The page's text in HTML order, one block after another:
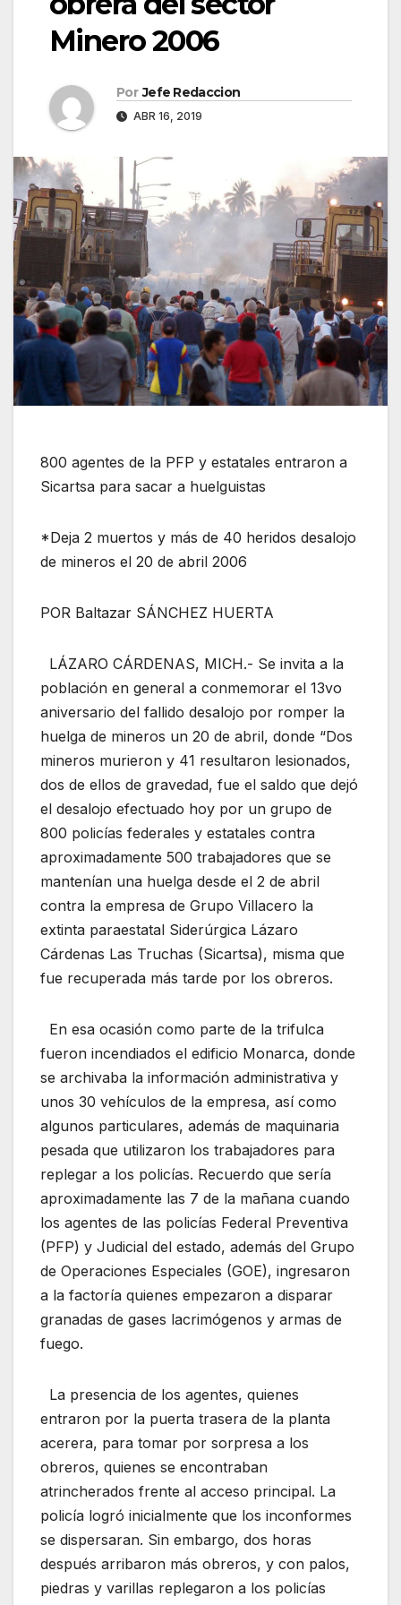
Minero 2006
Por Jefe Redaccion
ABR 16, 2019
800 agentes de la PFP y estatales entraron a
Sicartsa para sacar a huelguistas
*Deja 2 muertos y más de 40 heridos desalojo
de mineros el 20 de abril 2006
POR Baltazar SÁNCHEZ HUERTA
LÁZARO CÁRDENAS, MICH.- Se invita a la
población en general a conmemorar el 13vo
aniversario del fallido desalojo por romper la
huelga de mineros un 20 de abril, donde “Dos
mineros murieron y 41 resultaron lesionados,
dos de ellos de gravedad, fue el saldo que dejó
el desalojo efectuado hoy por un grupo de
800 policías federales y estatales contra
aproximadamente 500 trabajadores que se
mantenían una huelga desde el 2 de abril
contra la empresa de Grupo Villacero la
extinta paraestatal Siderúrgica Lázaro
Cárdenas Las Truchas (Sicartsa), misma que
fue recuperada más tarde por los obreros.
En esa ocasión como parte de la trifulca
fueron incendiados el edificio Monarca, donde
se archivaba la información administrativa y
unos 30 vehículos de la empresa, así como
algunos particulares, además de maquinaria
pesada que utilizaron los trabajadores para
replegar a los policías. Recuerdo que sería
aproximadamente las 7 de la mañana cuando
los agentes de las policías Federal Preventiva
(PFP) y Judicial del estado, además del Grupo
de Operaciones Especiales (GOE), ingresaron
a la factoría quienes empezaron a disparar
granadas de gases lacrimógenos y armas de
fuego.
La presencia de los agentes, quienes
entraron por la puerta trasera de la planta
acerera, para tomar por sorpresa a los
obreros, quienes se encontraban
atrincherados frente al acceso principal. La
policía logró inicialmente que los inconformes
se dispersaran. Sin embargo, dos horas
después arribaron más obreros, y con palos,
piedras y varillas replegaron a los policías